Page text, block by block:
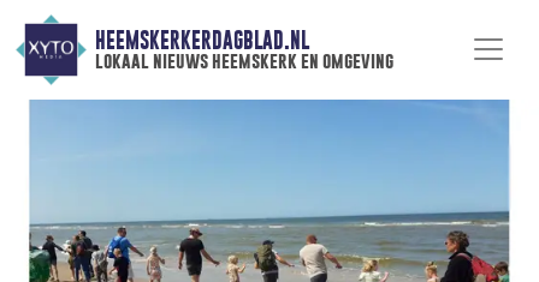
HEEMSKERKERDAGBLAD.NL
lokaal nieuws heemskerk en omgeving